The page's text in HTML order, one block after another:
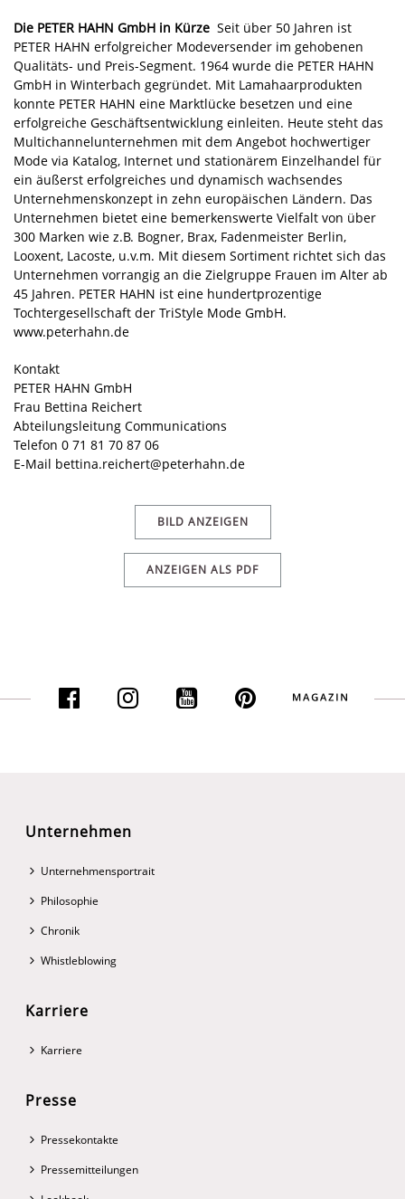
Die PETER HAHN GmbH in Kürze Seit über 50 Jahren ist
PETER HAHN erfolgreicher Modeversender im gehobenen
Qualitäts- und Preis-Segment. 1964 wurde die PETER HAHN
GmbH in Winterbach gegründet. Mit Lamahaarprodukten
konnte PETER HAHN eine Marktlücke besetzen und eine
erfolgreiche Geschäftsentwicklung einleiten. Heute steht das
Multichannelunternehmen mit dem Angebot hochwertiger
Mode via Katalog, Internet und stationärem Einzelhandel für
ein äußerst erfolgreiches und dynamisch wachsendes
Unternehmenskonzept in zehn europäischen Ländern. Das
Unternehmen bietet eine bemerkenswerte Vielfalt von über
300 Marken wie z.B. Bogner, Brax, Fadenmeister Berlin,
Looxent, Lacoste, u.v.m. Mit diesem Sortiment richtet sich das
Unternehmen vorrangig an die Zielgruppe Frauen im Alter ab
45 Jahren. PETER HAHN ist eine hundertprozentige
Tochtergesellschaft der TriStyle Mode GmbH.
www.peterhahn.de
Kontakt
PETER HAHN GmbH
Frau Bettina Reichert
Abteilungsleitung Communications
Telefon 0 71 81 70 87 06
E-Mail bettina.reichert@peterhahn.de
BILD ANZEIGEN
ANZEIGEN ALS PDF
Unternehmen
Unternehmensportrait
Philosophie
Chronik
Whistleblowing
Karriere
Karriere
Presse
Pressekontakte
Pressemitteilungen